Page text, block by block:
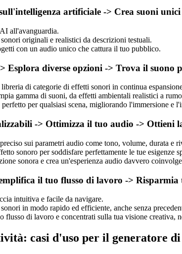
artificiale -> Crea suoni
all'avanguardia.
originali e realistici da descrizioni testuali.
con un audio unico che cattura il tuo pubblico.
Esplora diverse opzioni -> Trova il suono
libreria di categorie di effetti sonori in continua
gamma di suoni, da effetti ambientali realistici a
per qualsiasi scena, migliorando l'immersione e
-> Ottimizza il tuo audio -> Ottieni
sui parametri audio come tono, volume, durata e
sonoro per soddisfare perfettamente le tue esigenze
sonora e crea un'esperienza audio davvero
il tuo flusso di lavoro -> Risparmia
intuitiva e facile da navigare.
in modo rapido ed efficiente, anche senza
flusso di lavoro e concentrati sulla tua visione creativa,
casi d'uso per il generatore